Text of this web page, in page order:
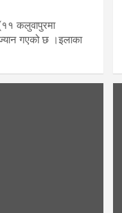
कलुवापुरमा
गएको छ ।इलाका